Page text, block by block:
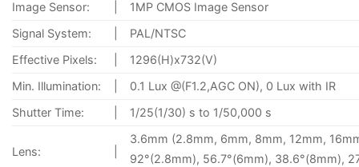
Image Sensor:
1MP CMOS Image Sensor
Signal System:
PAL/NTSC
Effective Pixels:
1296(H)x732(V)
Min. Illumination:
0.1 Lux @(F1.2,AGC ON), 0 Lux with IR
Shutter Time:
1/25(1/30) s to 1/50,000 s
Lens:
3.6mm (2.8mm, 6mm, 8mm, 12mm,
92°(2.8mm), 56.7°(6mm), 38.6°(8mm),